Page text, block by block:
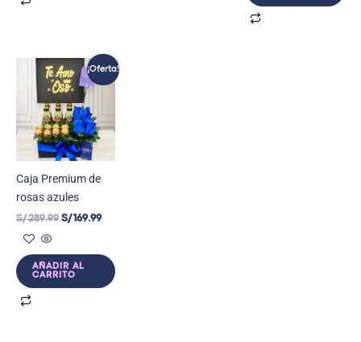
¡Oferta!
Caja Premium de
rosas azules
S/289.99
El
precio
original
era:
S/ 289.99.
S/169.99
precio
S/ 169.99.
AÑADIR AL
CARRITO